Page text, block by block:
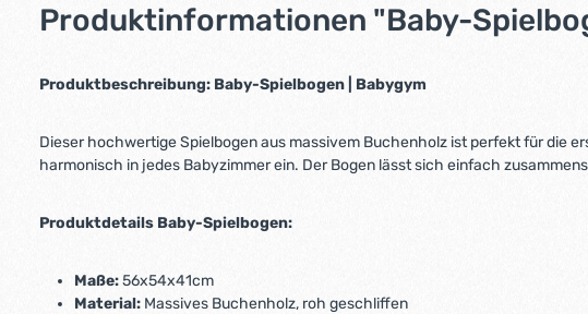
Produktinformationen "Baby-
Produktbeschreibung: Baby-Spielbogen | Babygym
Dieser hochwertige Spielbogen aus massivem Buchenholz ist perfekt für die
harmonisch in jedes Babyzimmer ein. Der Bogen lässt sich einfach
Produktdetails Baby-Spielbogen:
Maße:56x54x41cm
Material: Massives Buchenholz, roh geschliffen